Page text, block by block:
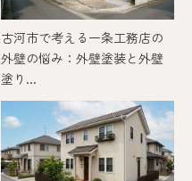
古河市で考える一条工務店の
外壁の悩み：外壁塗装と外壁
塗り...